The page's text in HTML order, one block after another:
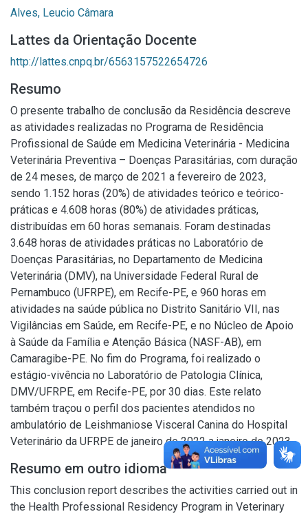
Alves, Leucio Câmara
Lattes da Orientação Docente
http://lattes.cnpq.br/6563157522654726
Resumo
O presente trabalho de conclusão da Residência descreve
as atividades realizadas no Programa de Residência
Profissional de Saúde em Medicina Veterinária - Medicina
Veterinária Preventiva – Doenças Parasitárias, com duração
de 24 meses, de março de 2021 a fevereiro de 2023,
sendo 1.152 horas (20%) de atividades teórico e teórico-
práticas e 4.608 horas (80%) de atividades práticas,
distribuídas em 60 horas semanais. Foram destinadas
3.648 horas de atividades práticas no Laboratório de
Doenças Parasitárias, no Departamento de Medicina
Veterinária (DMV), na Universidade Federal Rural de
Pernambuco (UFRPE), em Recife-PE, e 960 horas em
atividades na saúde pública no Distrito Sanitário VII, nas
Vigilâncias em Saúde, em Recife-PE, e no Núcleo de Apoio
à Saúde da Família e Atenção Básica (NASF-AB), em
Camaragibe-PE. No fim do Programa, foi realizado o
estágio-vivência no Laboratório de Patologia Clínica,
DMV/UFRPE, em Recife-PE, por 30 dias. Este relato
também traçou o perfil dos pacientes atendidos no
ambulatório de Leishmaniose Visceral Canina do Hospital
Veterinário da UFRPE de janeiro de 2022 a janeiro de 2023.
Resumo em outro idioma
This conclusion report describes the activities carried out in
the Health Professional Residency Program in Veterinary